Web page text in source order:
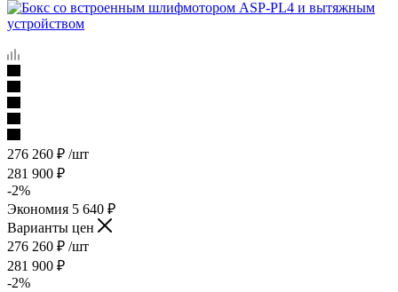
276 260 ₽ /шт
281 900 ₽
-2%
Экономия 5 640 ₽
Варианты цен
276 260 ₽ /шт
281 900 ₽
-2%